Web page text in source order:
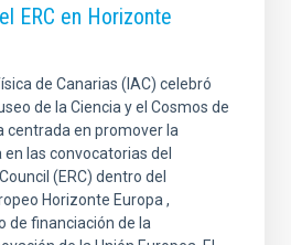
ERC en Horizonte
de Canarias (IAC) celebró
de la Ciencia y el Cosmos de
centrada en promover la
las convocatorias del
(ERC) dentro del
Horizonte Europa ,
de financiación de la